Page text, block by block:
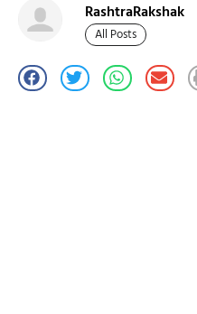
RashtraRakshak
All Posts